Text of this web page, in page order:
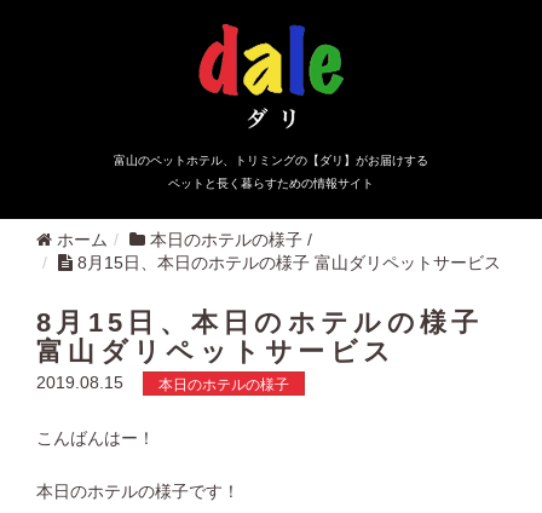
富山のペットホテル、トリミングの【ダリ】がお届けする
ペットと長く暮らすための情報サイト
ホーム 本日のホテルの様子 /
8月15日、本日のホテルの様子 富山ダリペットサービス
8月15日、本日のホテルの様子
富山ダリペットサービス
2019.08.15 本日のホテルの様子
こんばんはー！
本日のホテルの様子です！